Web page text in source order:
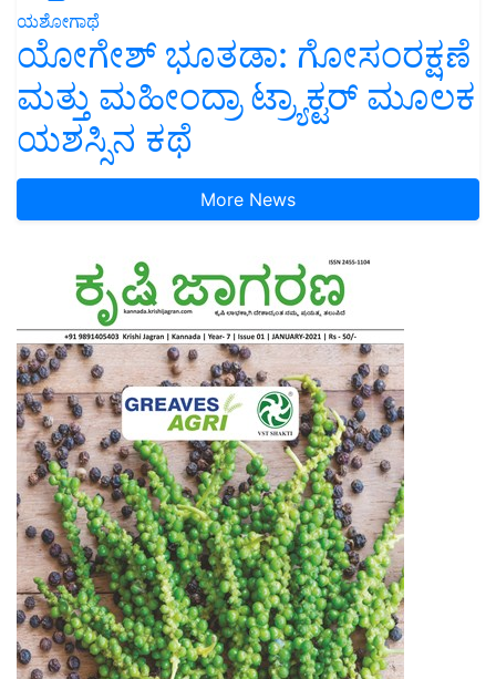
ಯಶೋಗಾಥೆ
ಯೋಗೇಶ್ ಭೂತಡಾ: ಗೋಸಂರಕ್ಷಣೆ
ಮತ್ತು ಮಹೀಂದ್ರಾ ಟ್ರ್ಯಾಕ್ಟರ್ ಮೂಲಕ
ಯಶಸ್ಸಿನ ಕಥೆ
More News